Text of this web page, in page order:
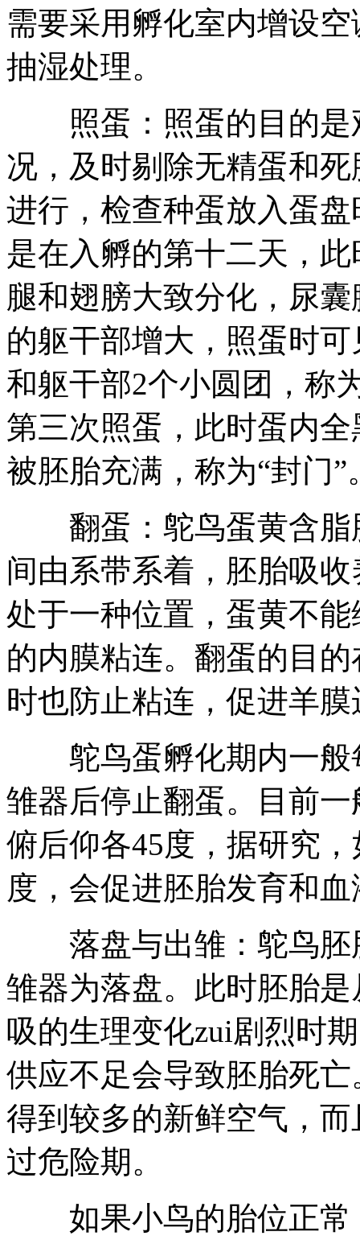
需要采用孵化室内增设
抽湿处理。
照蛋：照蛋的目的是
况，及时剔除无精蛋和
进行，检查种蛋放入蛋
是在入孵的第十二天，
腿和翅膀大致分化，尿
的躯干部增大，照蛋时
和躯干部2个小圆团，称
第三次照蛋，此时蛋内
被胚胎充满，称为“封门”
翻蛋：鸵鸟蛋黄含脂
间由系带系着，胚胎吸
处于一种位置，蛋黄不
的内膜粘连。翻蛋的目
时也防止粘连，促进羊膜
鸵鸟蛋孵化期内一般
雏器后停止翻蛋。目前
俯后仰各45度，据研究
度，会促进胚胎发育和
落盘与出雏：鸵鸟胚
雏器为落盘。此时胚胎
吸的生理变化zui剧烈时
供应不足会导致胚胎死
得到较多的新鲜空气，
过危险期。
如果小鸟的胎位正常